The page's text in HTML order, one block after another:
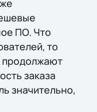
ПО. Что
то
продолжают
заказа
значительно,